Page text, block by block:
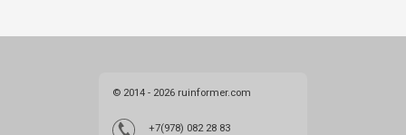
© 2014 - 2026 ruinformer.com
+7(978) 082 28 83